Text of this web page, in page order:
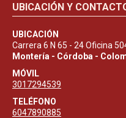
UBICACIÓN Y
UBICACIÓN
Carrera 6 N 65 - 24 Oficina
Montería - Córdoba -
MÓVIL
3017294539
TELÉFONO
6047890885